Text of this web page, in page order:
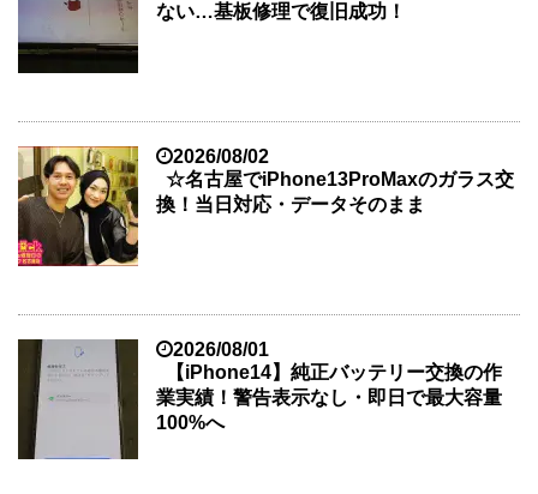
ない…基板修理で復旧成功！
2026/08/02
☆名古屋でiPhone13ProMaxのガラス交
換！当日対応・データそのまま
2026/08/01
【iPhone14】純正バッテリー交換の作
業実績！警告表示なし・即日で最大容量
100%へ